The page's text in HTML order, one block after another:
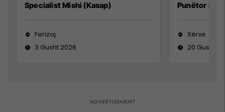
Specialist Mishi (Kasap)
Ferizaj
3 Gusht 2026
Punëtor në
Xërxe
20 Gusht